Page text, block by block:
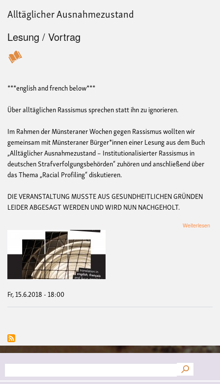
Alltäglicher Ausnahmezustand
Lesung / Vortrag
***english and french below***
Über alltäglichen Rassismus sprechen statt ihn zu ignorieren.
Im Rahmen der Münsteraner Wochen gegen Rassismus wollten wir
gemeinsam mit Münsteraner Bürger*innen einer Lesung aus dem Buch
„Alltäglicher Ausnahmezustand – Institutionalisierter Rassismus in
deutschen Strafverfolgungsbehörden“ zuhören und anschließend über
das Thema „Racial Profiling“ diskutieren.
DIE VERANSTALTUNG MUSSTE AUS GESUNDHEITLICHEN GRÜNDEN
LEIDER ABGESAGT WERDEN UND WIRD NUN NACHGEHOLT.
Weiterlesen
Fr, 15.6.2018 - 18:00
Suche